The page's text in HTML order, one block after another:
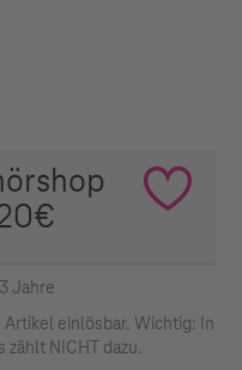
Jahre
einlösbar. Wichtig: In
zählt NICHT dazu.